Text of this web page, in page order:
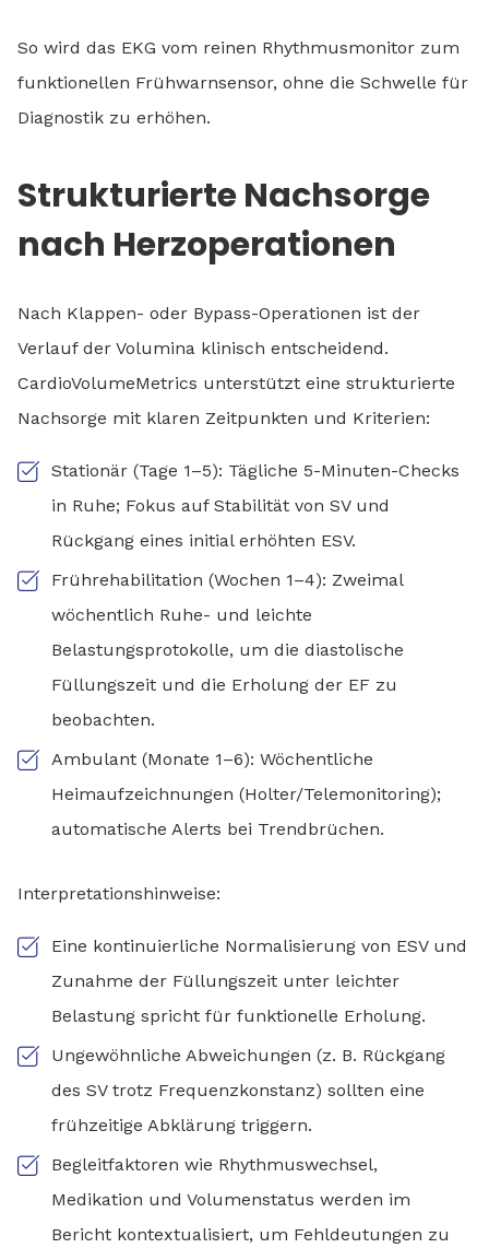
So wird das EKG vom reinen Rhythmusmonitor zum
funktionellen Frühwarnsensor, ohne die Schwelle für
Diagnostik zu erhöhen.
Strukturierte Nachsorge
nach Herzoperationen
Nach Klappen- oder Bypass-Operationen ist der
Verlauf der Volumina klinisch entscheidend.
CardioVolumeMetrics unterstützt eine strukturierte
Nachsorge mit klaren Zeitpunkten und Kriterien:
Stationär (Tage 1–5): Tägliche 5-Minuten-Checks
in Ruhe; Fokus auf Stabilität von SV und
Rückgang eines initial erhöhten ESV.
Frührehabilitation (Wochen 1–4): Zweimal
wöchentlich Ruhe- und leichte
Belastungsprotokolle, um die diastolische
Füllungszeit und die Erholung der EF zu
beobachten.
Ambulant (Monate 1–6): Wöchentliche
Heimaufzeichnungen (Holter/Telemonitoring);
automatische Alerts bei Trendbrüchen.
Interpretationshinweise:
Eine kontinuierliche Normalisierung von ESV und
Zunahme der Füllungszeit unter leichter
Belastung spricht für funktionelle Erholung.
Ungewöhnliche Abweichungen (z. B. Rückgang
des SV trotz Frequenzkonstanz) sollten eine
frühzeitige Abklärung triggern.
Begleitfaktoren wie Rhythmuswechsel,
Medikation und Volumenstatus werden im
Bericht kontextualisiert, um Fehldeutungen zu